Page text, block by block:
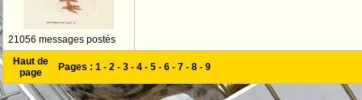
21056 messages postés
Haut de
page
Pages : 1 - 2 - 3 - 4 - 5 - 6 - 7 - 8 - 9